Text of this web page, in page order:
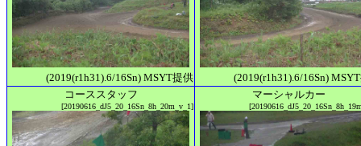
(2019(r1h31).6/16Sn) MSYT提供
(2019(r1h31).6/16Sn)
コーススタッフ
[20190616_dJ5_20_16Sn_8h_20m_v_1]
マーシャルカー